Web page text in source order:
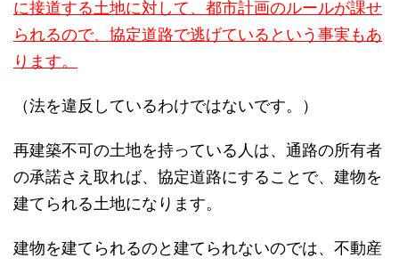
に接道する土地に対して、都市計画のルールが課せ
られるので、協定道路で逃げているという事実もあ
ります。
（法を違反しているわけではないです。）
再建築不可の土地を持っている人は、通路の所有者
の承諾さえ取れば、協定道路にすることで、建物を
建てられる土地になります。
建物を建てられるのと建てられないのでは、不動産